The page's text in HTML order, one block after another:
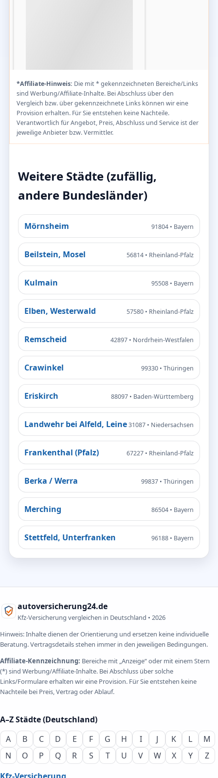
*Affiliate-Hinweis: Die mit * gekennzeichneten Bereiche/Links
sind Werbung/Affiliate-Inhalte. Bei Abschluss über den
Vergleich bzw. über gekennzeichnete Links können wir eine
Provision erhalten. Für Sie entstehen keine Nachteile.
Verantwortlich für Angebot, Preis, Abschluss und Service ist der
jeweilige Anbieter bzw. Vermittler.
Weitere Städte (zufällig,
andere Bundesländer)
Mörnsheim 91804 • Bayern
Beilstein, Mosel 56814 • Rheinland-Pfalz
Kulmain 95508 • Bayern
Elben, Westerwald 57580 • Rheinland-Pfalz
Remscheid 42897 • Nordrhein-Westfalen
Crawinkel 99330 • Thüringen
Eriskirch 88097 • Baden-Württemberg
Landwehr bei Alfeld, Leine31087 • Niedersachsen
Frankenthal (Pfalz) 67227 • Rheinland-Pfalz
Berka / Werra 99837 • Thüringen
Merching 86504 • Bayern
Stettfeld, Unterfranken 96188 • Bayern
autoversicherung24.de
Kfz-Versicherung vergleichen in Deutschland • 2026
Hinweis: Inhalte dienen der Orientierung und ersetzen keine individuelle
Beratung. Vertragsdetails stehen immer in den jeweiligen Bedingungen.
Affiliate-Kennzeichnung: Bereiche mit „Anzeige“ oder mit einem Stern
(*) sind Werbung/Affiliate-Inhalte. Bei Abschluss über solche
Links/Formulare erhalten wir eine Provision. Für Sie entstehen keine
Nachteile bei Preis, Vertrag oder Ablauf.
A–Z Städte (Deutschland)
A
B C D E F G H I J K L
M
N
O P Q R S T U V W X Y
Z